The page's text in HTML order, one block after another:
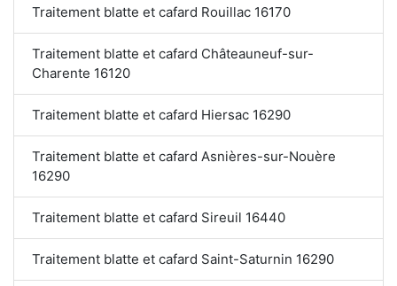
Traitement blatte et cafard Rouillac 16170
Traitement blatte et cafard Châteauneuf-sur-
Charente 16120
Traitement blatte et cafard Hiersac 16290
Traitement blatte et cafard Asnières-sur-Nouère
16290
Traitement blatte et cafard Sireuil 16440
Traitement blatte et cafard Saint-Saturnin 16290